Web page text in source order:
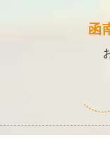
函